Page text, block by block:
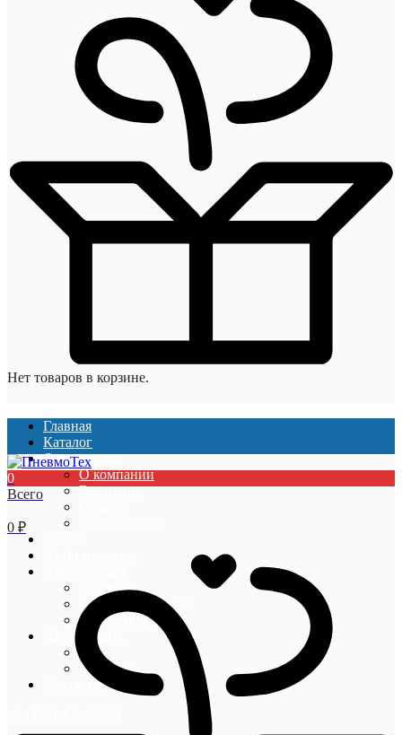
Нет товаров в корзине.
Главная
Каталог
О компании
О компании
Вакансии
Гарантии
Оплата и доставка
Акции и скидки
Информация
Блог
Новости
Контакты
0
Всего
0 ₽